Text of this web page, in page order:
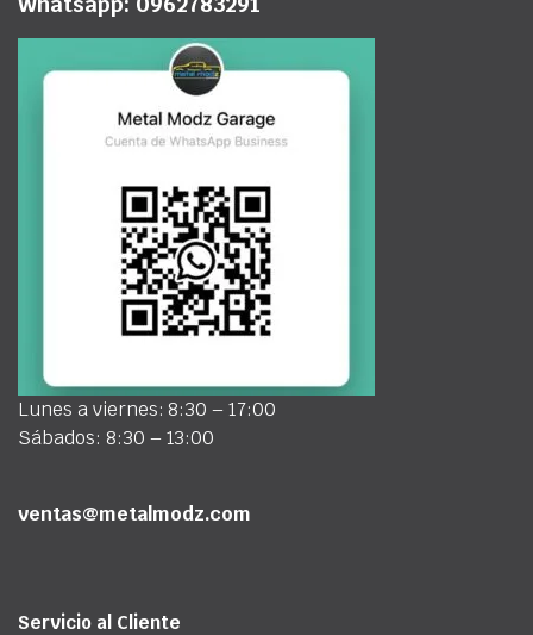
Lunes a viernes: 8:30 – 17:00
Sábados: 8:30 – 13:00
ventas@metalmodz.com
Servicio al Cliente